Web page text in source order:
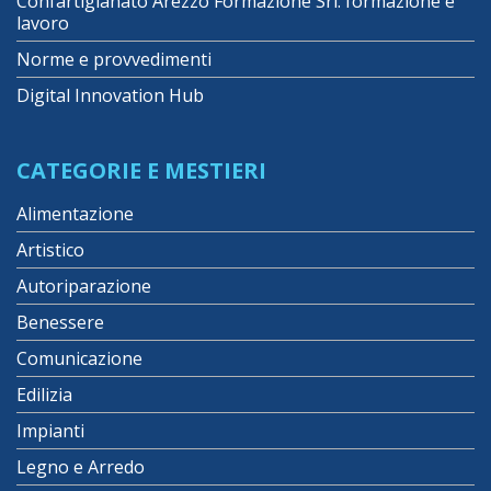
lavoro
Norme e provvedimenti
Digital Innovation Hub
CATEGORIE E MESTIERI
Alimentazione
Artistico
Autoriparazione
Benessere
Comunicazione
Edilizia
Impianti
Legno e Arredo